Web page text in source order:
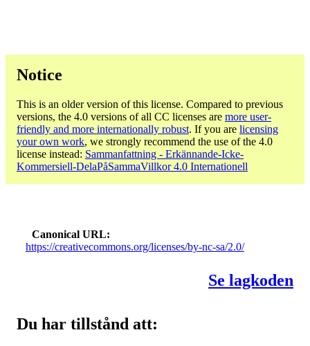
Notice
This is an older version of this license. Compared to previous
versions, the 4.0 versions of all CC licenses are more user-
friendly and more internationally robust. If you are licensing
your own work, we strongly recommend the use of the 4.0
license instead: Sammanfattning - Erkännande-Icke-
Kommersiell-DelaPåSammaVillkor 4.0 Internationell
Canonical URL
https://creativecommons.org/licenses/by-nc-sa/2.0/
Se lagkoden
Du har tillstånd att: